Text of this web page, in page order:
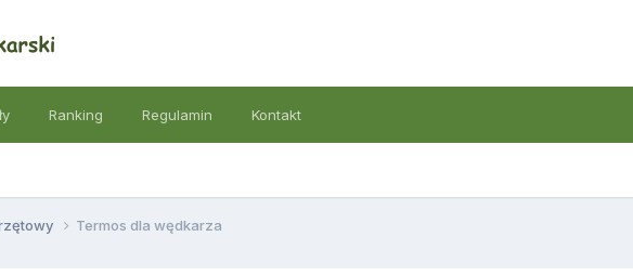
Ranking Regulamin Kontakt
Termos dla wędkarza